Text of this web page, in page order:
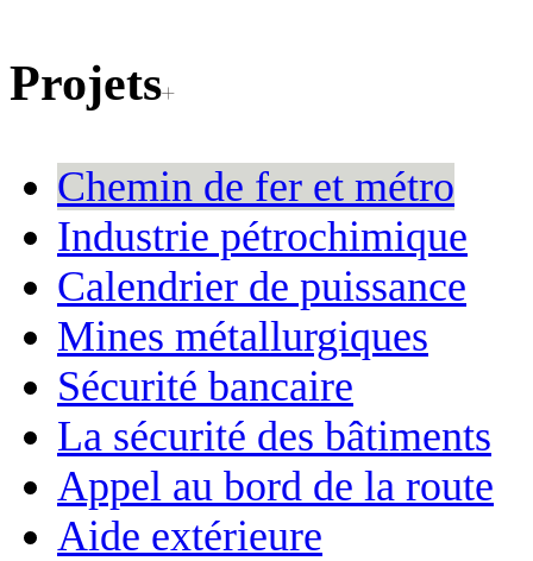
Projets
Chemin de fer et métro
Industrie pétrochimique
Calendrier de puissance
Mines métallurgiques
Sécurité bancaire
La sécurité des bâtiments
Appel au bord de la route
Aide extérieure